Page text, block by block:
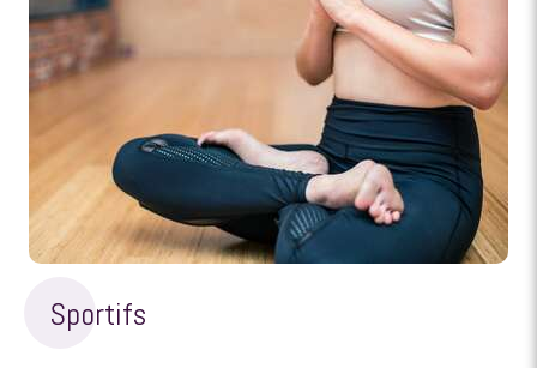
Sportifs